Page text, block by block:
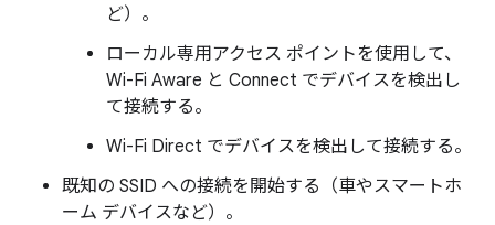
ど）。
ローカル専用アクセス ポイントを使用して、
Wi-Fi Aware と Connect でデバイスを検出し
て接続する。
Wi-Fi Direct でデバイスを検出して接続する。
既知の SSID への接続を開始する（車やスマートホ
ーム デバイスなど）。